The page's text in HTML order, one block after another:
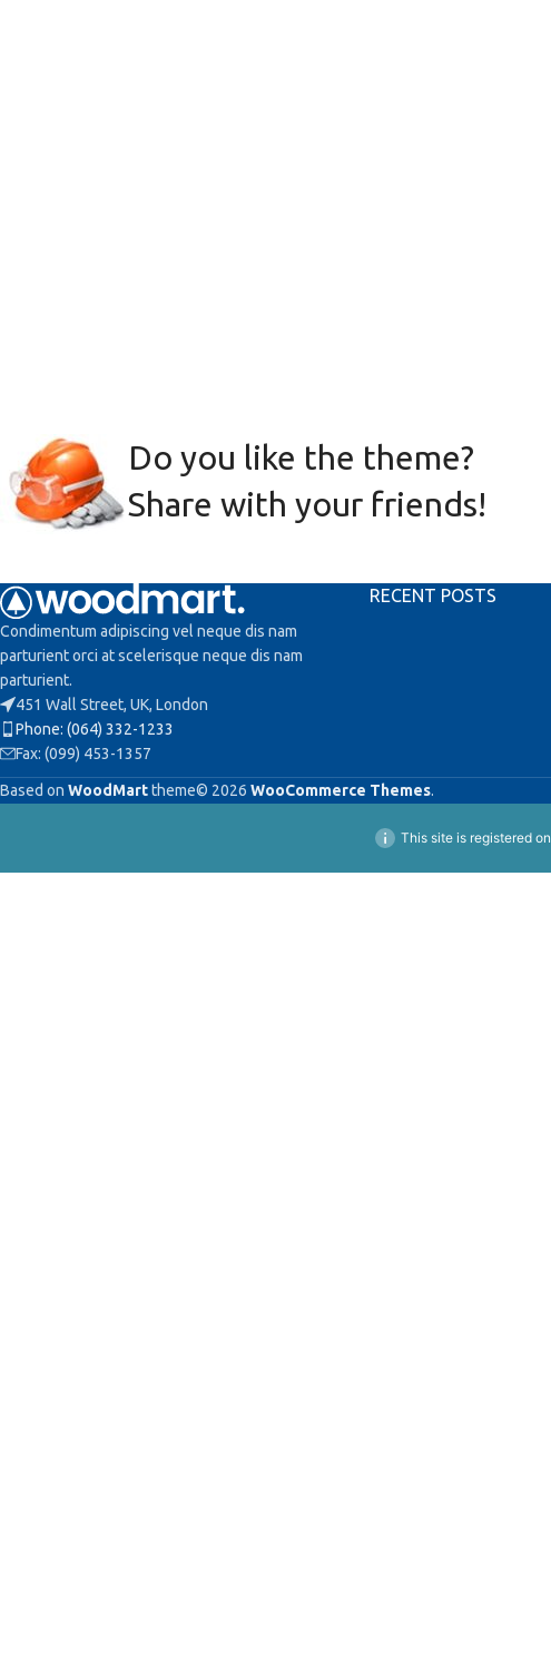
Do you like the theme?
Share with your friends!
Condimentum adipiscing vel neque dis nam
parturient orci at scelerisque neque dis nam
parturient.
451 Wall Street, UK, London
Phone: (064) 332-1233
Fax: (099) 453-1357
RECENT POSTS
Based on WoodMarttheme© 2026 WooCommerce Themes.
This site is registered on